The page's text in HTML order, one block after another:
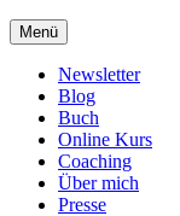
Zum
Inhalt
springen
Menü
Newsletter
Blog
Buch
Online Kurs
Coaching
Über mich
Presse